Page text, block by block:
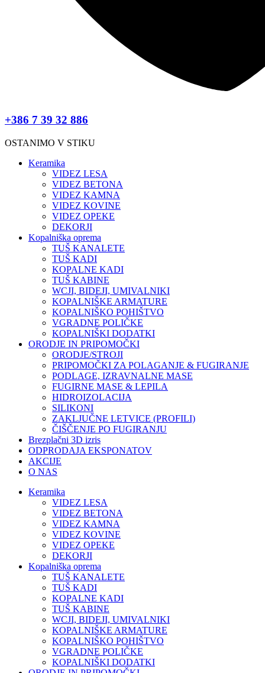
+386 7 39 32 886
OSTANIMO V STIKU
Keramika
VIDEZ LESA
VIDEZ BETONA
VIDEZ KAMNA
VIDEZ KOVINE
VIDEZ OPEKE
DEKORJI
Kopalniška oprema
TUŠ KANALETE
TUŠ KADI
KOPALNE KADI
TUŠ KABINE
WCJI, BIDEJI, UMIVALNIKI
KOPALNIŠKE ARMATURE
KOPALNIŠKO POHIŠTVO
VGRADNE POLIČKE
KOPALNIŠKI DODATKI
ORODJE IN PRIPOMOČKI
ORODJE/STROJI
PRIPOMOČKI ZA POLAGANJE & FUGIRANJE
PODLAGE, IZRAVNALNE MASE
FUGIRNE MASE & LEPILA
HIDROIZOLACIJA
SILIKONI
ZAKLJUČNE LETVICE (PROFILI)
ČIŠČENJE PO FUGIRANJU
Brezplačni 3D izris
ODPRODAJA EKSPONATOV
AKCIJE
O NAS
Keramika
VIDEZ LESA
VIDEZ BETONA
VIDEZ KAMNA
VIDEZ KOVINE
VIDEZ OPEKE
DEKORJI
Kopalniška oprema
TUŠ KANALETE
TUŠ KADI
KOPALNE KADI
TUŠ KABINE
WCJI, BIDEJI, UMIVALNIKI
KOPALNIŠKE ARMATURE
KOPALNIŠKO POHIŠTVO
VGRADNE POLIČKE
KOPALNIŠKI DODATKI